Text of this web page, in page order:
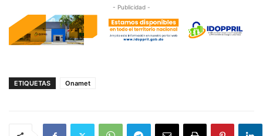
- Publicidad -
ETIQUETAS Onamet